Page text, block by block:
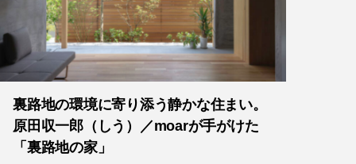
裏路地の環境に寄り添う静かな住まい。
原田収一郎（しう）／moarが手がけた
「裏路地の家」